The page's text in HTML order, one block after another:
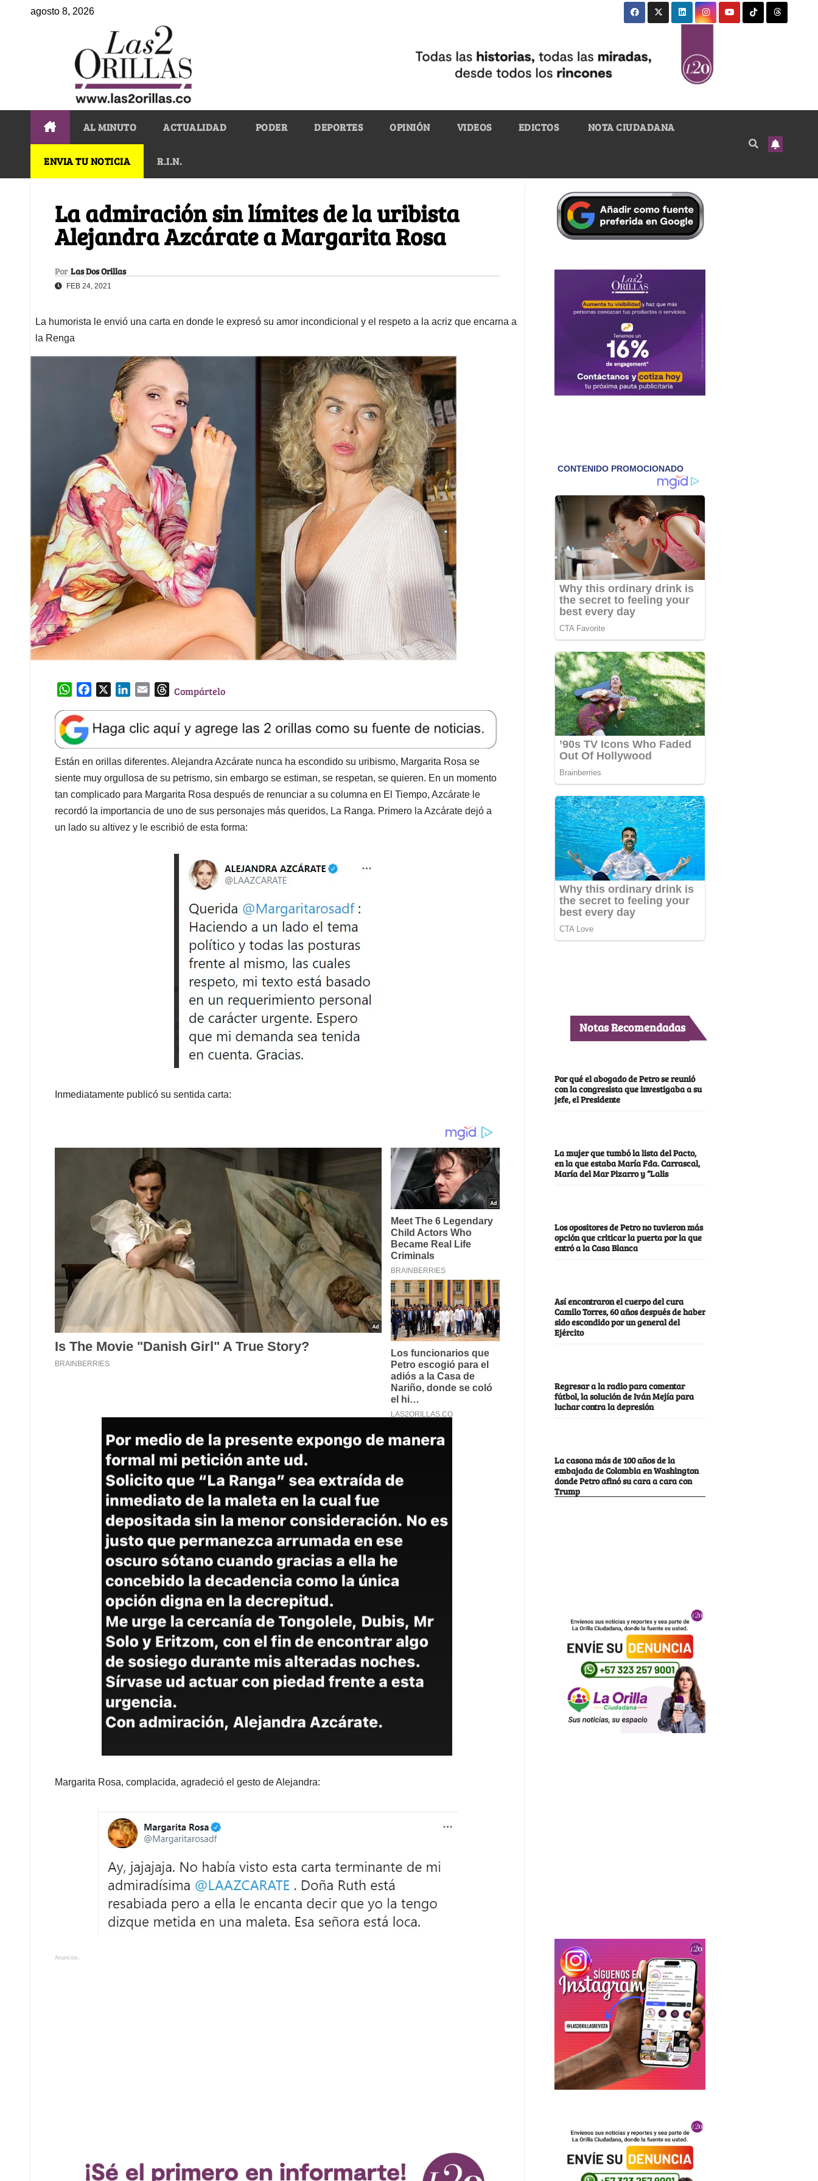
agosto 8, 2026
AL MINUTO ACTUALIDAD PODER DEPORTES OPINIÓN VIDEOS EDICTOS NOTA CIUDADANA
ENVIA TU NOTICIA R.I.N.
La admiración sin límites de la uribista
Alejandra Azcárate a Margarita Rosa
Por Las Dos Orillas
FEB 24, 2021
La humorista le envió una carta en donde le expresó su amor incondicional y el respeto a la acriz que encarna a
la Renga
W
a
t
s
A
p
p
e
b
o
o
k
k
e
d
I
n
l
T
e
a
d
s
Compártelo
Están en orillas diferentes. Alejandra Azcárate nunca ha escondido su uribismo, Margarita Rosa se
siente muy orgullosa de su petrismo, sin embargo se estiman, se respetan, se quieren. En un momento
tan complicado para Margarita Rosa después de renunciar a su columna en El Tiempo, Azcárate le
recordó la importancia de uno de sus personajes más queridos, La Ranga. Primero la Azcárate dejó a
un lado su altivez y le escribió de esta forma:
Inmediatamente publicó su sentida carta:
Margarita Rosa, complacida, agradeció el gesto de Alejandra:
Anuncios.
Notas Recomendadas
Por qué el abogado de Petro se reunió
con la congresista que investigaba a su
jefe, el Presidente
La mujer que tumbó la lista del Pacto,
en la que estaba María Fda. Carrascal,
María del Mar Pizarro y “Lalis
Los opositores de Petro no tuvieron más
opción que criticar la puerta por la que
entró a la Casa Blanca
Así encontraron el cuerpo del cura
Camilo Torres, 60 años después de haber
sido escondido por un general del
Ejército
Regresar a la radio para comentar
fútbol, la solución de Iván Mejía para
luchar contra la depresión
La casona más de 100 años de la
embajada de Colombia en Washington
donde Petro afinó su cara a cara con
Trump